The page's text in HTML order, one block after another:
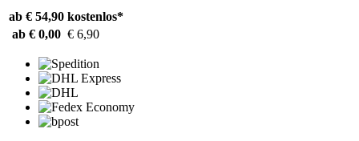
ab € 54,90 kostenlos*
ab € 0,00 € 6,90